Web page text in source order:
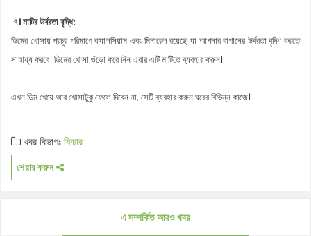
৭। মাটির উর্বরতা বৃদ্ধি:
ডিমের খোসায় প্রচুর পরিমাণে ক্যালসিয়াম এবং মিনারেল রয়েছে যা আপনার বাগানের উর্বরতা বৃদ্ধি করতে
সাহায্য করবে। ডিমের খোসা গুঁড়ো করে নিন এবার এটি মাটিতে ব্যবহার করুন।
এখন ডিম খেয়ে আর খোসাটুকু ফেলে দিবেন না, সেটি ব্যবহার করুন ঘরের বিভিন্ন কাজে।
খবর বিভাগঃফিচার
শেয়ার করুন
এ সম্পর্কিত আরও খবর